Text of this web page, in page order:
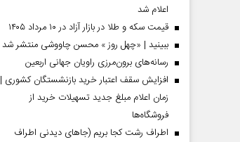
اعلام شد
قیمت سکه و طلا در بازار آزاد در ۱۰ مرداد ۱۴۰۵
ببینید | «چهل روز » محسن چاووشی منتشر شد
رسانه‌های برون‌مرزی راویان جهانی اربعین
افزایش سقف اعتبار خرید بازنشستگان کشوری |
زمان اعلام مبلغ جدید تسهیلات خرید از
فروشگاه‌ها
اطراف رشت کجا بریم (جاهای دیدنی اطراف